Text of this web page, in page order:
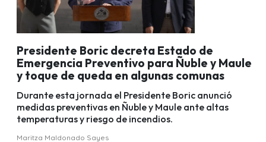
Presidente Boric decreta Estado de
Emergencia Preventivo para Ñuble y Maule
y toque de queda en algunas comunas
Durante esta jornada el Presidente Boric anunció
medidas preventivas en Ñuble y Maule ante altas
temperaturas y riesgo de incendios.
Maritza Maldonado Sayes